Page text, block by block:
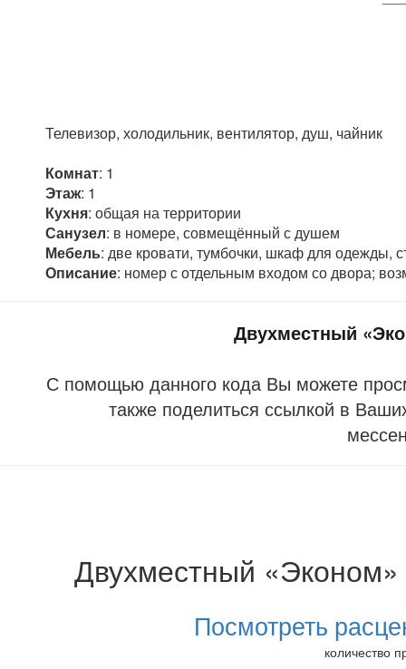
Телевизор, холодильник, вентилятор, душ, чайник
Комнат: 1
Этаж: 1
Кухня: общая на территории
Санузел: в номере, совмещённый с душем
Мебель: две кровати, тумбочки, шкаф для одежды,
Описание: номер с отдельным входом со двора;
Двухместный
С помощью данного кода Вы можете
также поделиться ссылкой в
Двухместный
Посмотреть
количество